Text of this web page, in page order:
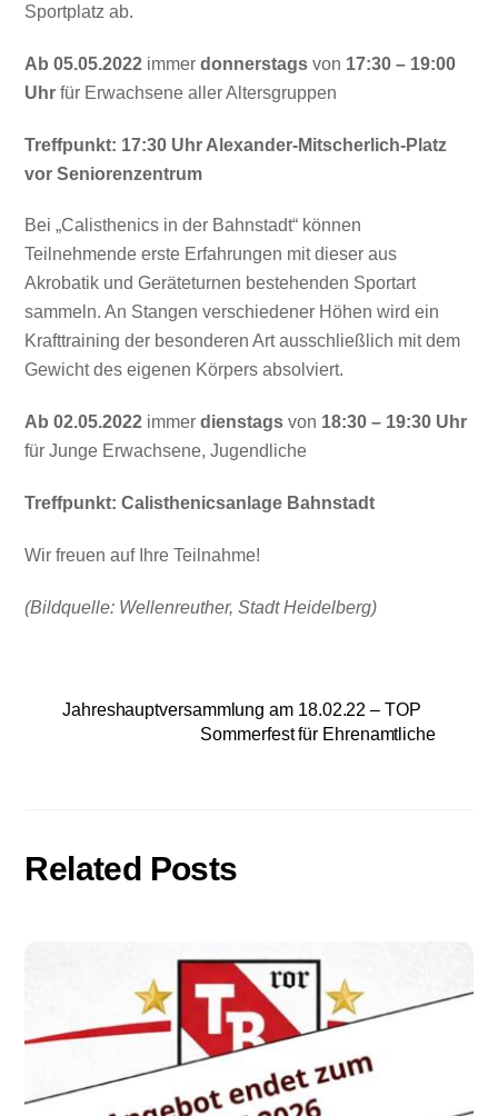
Sportplatz ab.
Ab 05.05.2022 immerdonnerstags von 17:30 – 19:00
Uhr für Erwachsene aller Altersgruppen
Treffpunkt: 17:30 Uhr Alexander-Mitscherlich-Platz
vor Seniorenzentrum
Bei „Calisthenics in der Bahnstadt“ können
Teilnehmende erste Erfahrungen mit dieser aus
Akrobatik und Geräteturnen bestehenden Sportart
sammeln. An Stangen verschiedener Höhen wird ein
Krafttraining der besonderen Art ausschließlich mit dem
Gewicht des eigenen Körpers absolviert.
Ab 02.05.2022 immerdienstags von 18:30 – 19:30 Uhr
für Junge Erwachsene, Jugendliche
Treffpunkt: Calisthenicsanlage Bahnstadt
Wir freuen auf Ihre Teilnahme!
(Bildquelle: Wellenreuther, Stadt Heidelberg)
Jahreshauptversammlung am 18.02.22 – TOP
Sommerfest für Ehrenamtliche
Related Posts